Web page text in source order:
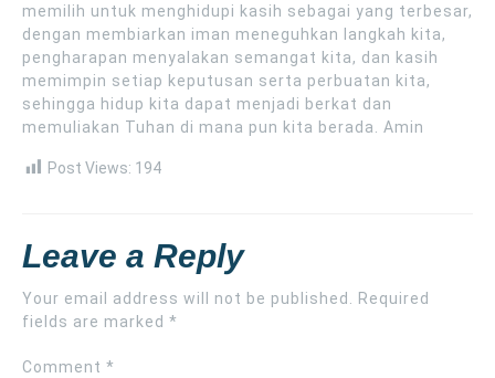
memilih untuk menghidupi kasih sebagai yang terbesar,
dengan membiarkan iman meneguhkan langkah kita,
pengharapan menyalakan semangat kita, dan kasih
memimpin setiap keputusan serta perbuatan kita,
sehingga hidup kita dapat menjadi berkat dan
memuliakan Tuhan di mana pun kita berada. Amin
Post Views: 194
Leave a Reply
Your email address will not be published. Required
fields are marked *
Comment *